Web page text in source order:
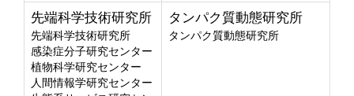
先端科学技術研究所
先端科学技術研究所
感染症分子研究センター
植物科学研究センター
人間情報学研究センター
タンパク質動態研究所
タンパク質動態研究所